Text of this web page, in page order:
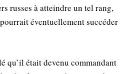
russes à atteindre un tel rang,
éventuellement succéder
qu’il était devenu commandant